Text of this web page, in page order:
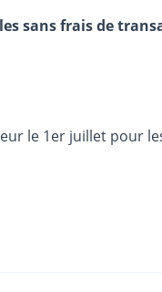
sans frais de
le 1er juillet pour